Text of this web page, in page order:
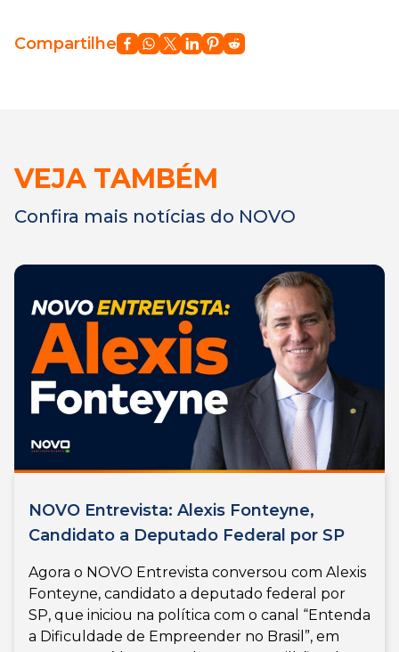
Compartilhe
VEJA TAMBÉM
Confira mais notícias do NOVO
NOVO Entrevista: Alexis Fonteyne,
Candidato a Deputado Federal por SP
Agora o NOVO Entrevista conversou com Alexis
Fonteyne, candidato a deputado federal por
SP, que iniciou na política com o canal “Entenda
a Dificuldade de Empreender no Brasil”, em